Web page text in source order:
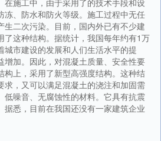
在施工中，由于采用了的技术手段和设
冻、防水和防火等级。施工过程中无任
生二次污染。目前，国内外已有不少建
了这种结构。据统计，我国每年约有1万
城市建设的发展和人们生活水平的提
增加。因此，对混凝土质量、安全性要
构上，采用了新型高强度结构。这种结
求，又可以满足混凝土的浇注和加固需
低噪音、无腐蚀性的材料。它具有抗震
据悉，目前在我国还没有一家建筑企业